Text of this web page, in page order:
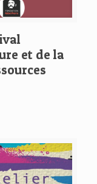
et de la